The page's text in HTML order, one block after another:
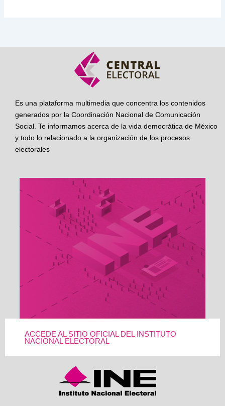
Es una plataforma multimedia que concentra los contenidos
generados por la Coordinación Nacional de Comunicación
Social. Te informamos acerca de la vida democrática de México
y todo lo relacionado a la organización de los procesos
electorales
ACCEDE AL SITIO OFICIAL DEL INSTITUTO
NACIONAL ELECTORAL